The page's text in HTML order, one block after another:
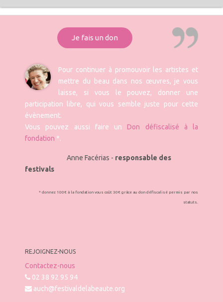
Je fais un don
Pour continuer à promouvoir les artistes et
mettre du beau dans nos œuvres, je vous
laisse, si vous le pouvez, donner une
participation libre, qui vous semble juste pour cette
évènement.
Vous pouvez aussi faire unDon défiscalisé à la
fondation *.
Anne Facérias - responsable des
festivals
* donnez 100€ à la fondation vous coût 30€ grâce au don défiscalisé permis par nos
statuts.
REJOIGNEZ-NOUS
Contactez-nous
02 38 92 95 94
auch@festivaldelabeaute.org